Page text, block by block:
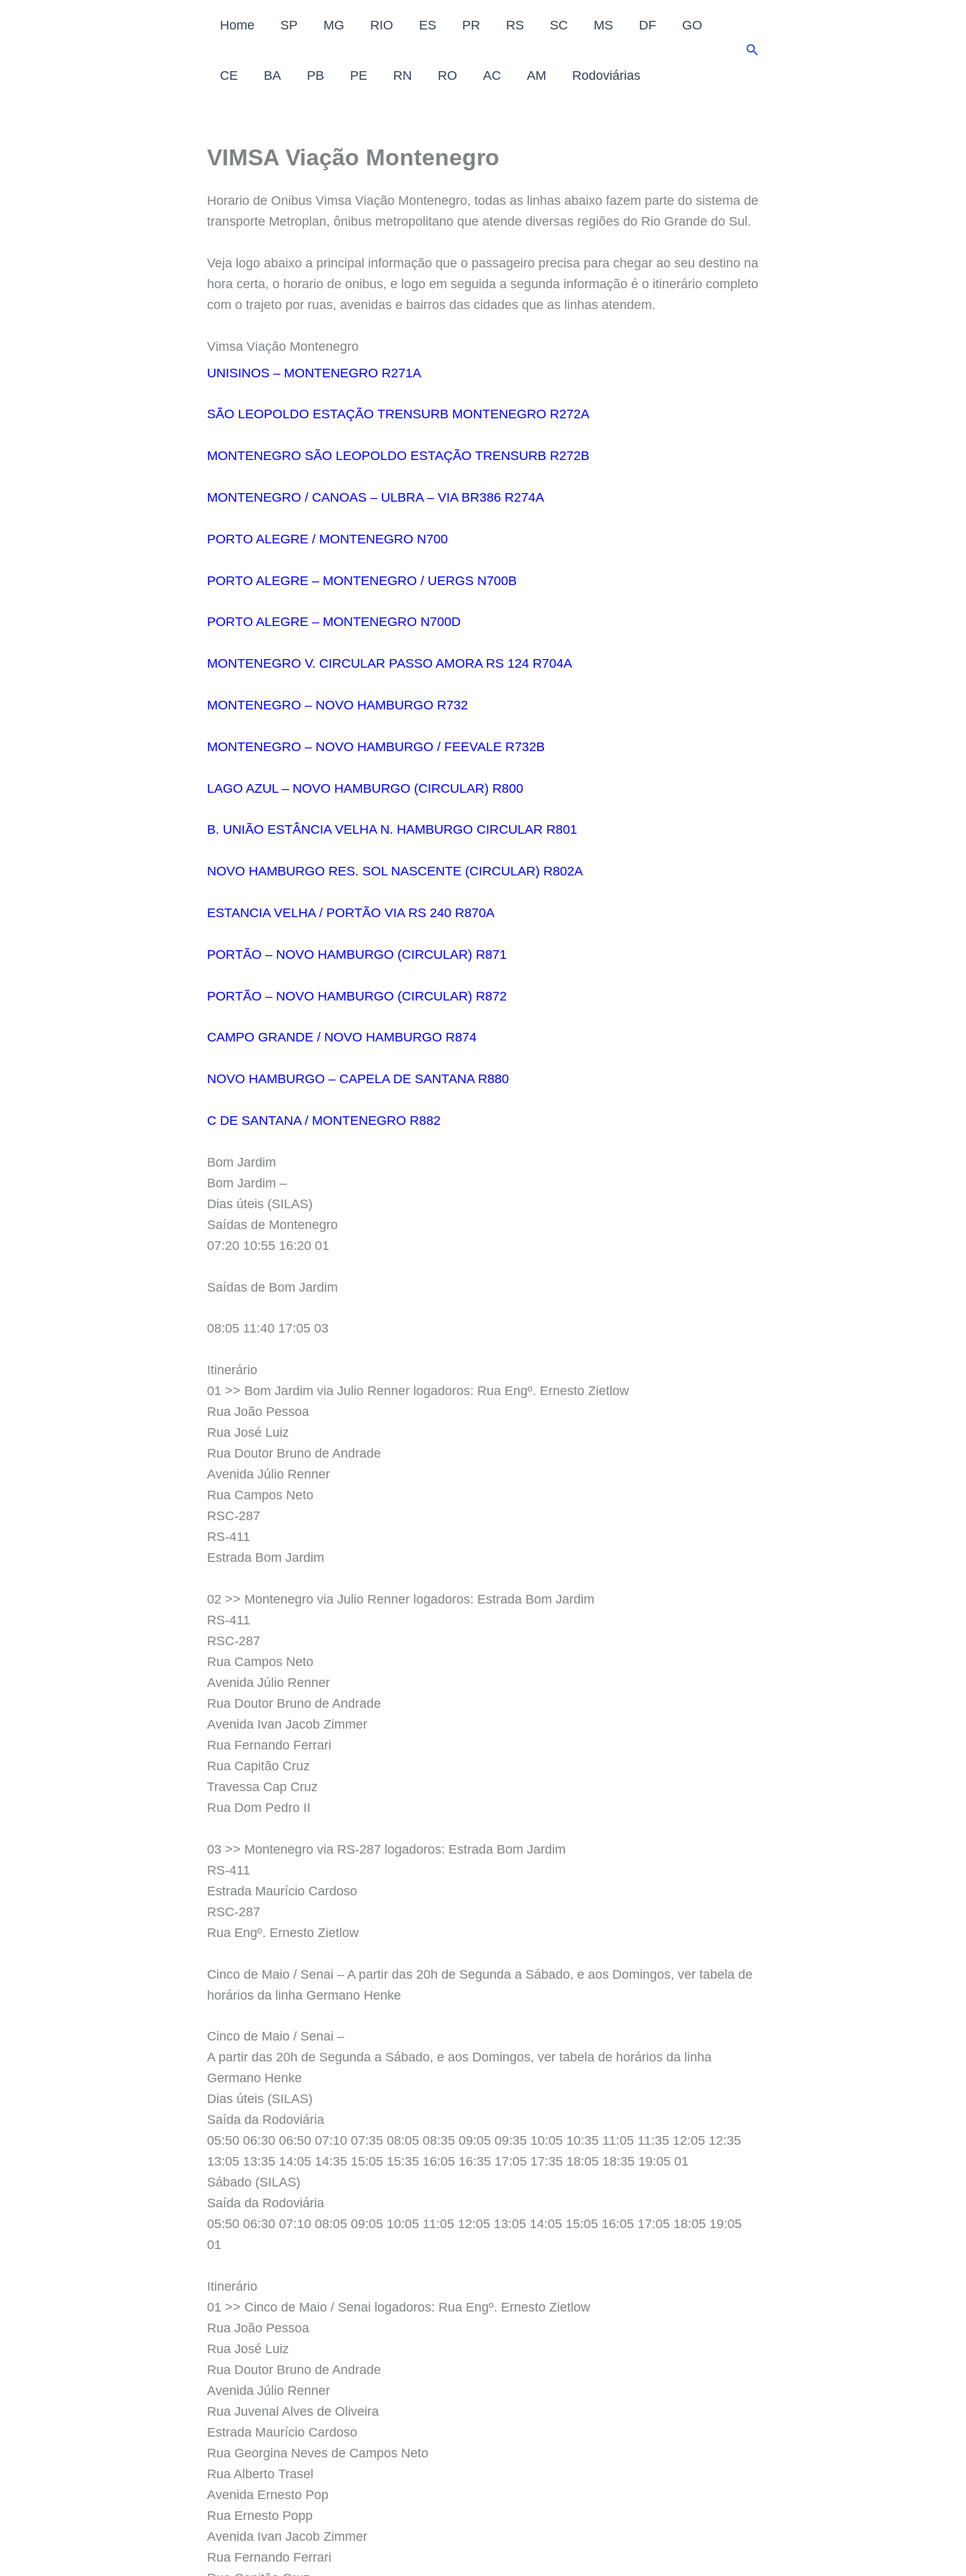
Home SP MG RIO ES PR RS SC MS DF GO
CE BA PB PE RN RO AC AM Rodoviárias
Pesquisar
VIMSA Viação Montenegro
Horario de Onibus Vimsa Viação Montenegro, todas as linhas abaixo fazem parte do sistema de
transporte Metroplan, ônibus metropolitano que atende diversas regiões do Rio Grande do Sul.
Veja logo abaixo a principal informação que o passageiro precisa para chegar ao seu destino na
hora certa, o horario de onibus, e logo em seguida a segunda informação é o itinerário completo
com o trajeto por ruas, avenidas e bairros das cidades que as linhas atendem.
Vimsa Viação Montenegro
UNISINOS – MONTENEGRO R271A
SÃO LEOPOLDO ESTAÇÃO TRENSURB MONTENEGRO R272A
MONTENEGRO SÃO LEOPOLDO ESTAÇÃO TRENSURB R272B
MONTENEGRO / CANOAS – ULBRA – VIA BR386 R274A
PORTO ALEGRE / MONTENEGRO N700
PORTO ALEGRE – MONTENEGRO / UERGS N700B
PORTO ALEGRE – MONTENEGRO N700D
MONTENEGRO V. CIRCULAR PASSO AMORA RS 124 R704A
MONTENEGRO – NOVO HAMBURGO R732
MONTENEGRO – NOVO HAMBURGO / FEEVALE R732B
LAGO AZUL – NOVO HAMBURGO (CIRCULAR) R800
B. UNIÃO ESTÂNCIA VELHA N. HAMBURGO CIRCULAR R801
NOVO HAMBURGO RES. SOL NASCENTE (CIRCULAR) R802A
ESTANCIA VELHA / PORTÃO VIA RS 240 R870A
PORTÃO – NOVO HAMBURGO (CIRCULAR) R871
PORTÃO – NOVO HAMBURGO (CIRCULAR) R872
CAMPO GRANDE / NOVO HAMBURGO R874
NOVO HAMBURGO – CAPELA DE SANTANA R880
C DE SANTANA / MONTENEGRO R882
Bom Jardim
Bom Jardim –
Dias úteis (SILAS)
Saídas de Montenegro
07:20 10:55 16:20 01
Saídas de Bom Jardim
08:05 11:40 17:05 03
Itinerário
01 >> Bom Jardim via Julio Renner logadoros: Rua Engº. Ernesto Zietlow
Rua João Pessoa
Rua José Luiz
Rua Doutor Bruno de Andrade
Avenida Júlio Renner
Rua Campos Neto
RSC-287
RS-411
Estrada Bom Jardim
02 >> Montenegro via Julio Renner logadoros: Estrada Bom Jardim
RS-411
RSC-287
Rua Campos Neto
Avenida Júlio Renner
Rua Doutor Bruno de Andrade
Avenida Ivan Jacob Zimmer
Rua Fernando Ferrari
Rua Capitão Cruz
Travessa Cap Cruz
Rua Dom Pedro II
03 >> Montenegro via RS-287 logadoros: Estrada Bom Jardim
RS-411
Estrada Maurício Cardoso
RSC-287
Rua Engº. Ernesto Zietlow
Cinco de Maio / Senai – A partir das 20h de Segunda a Sábado, e aos Domingos, ver tabela de
horários da linha Germano Henke
Cinco de Maio / Senai –
A partir das 20h de Segunda a Sábado, e aos Domingos, ver tabela de horários da linha
Germano Henke
Dias úteis (SILAS)
Saída da Rodoviária
05:50 06:30 06:50 07:10 07:35 08:05 08:35 09:05 09:35 10:05 10:35 11:05 11:35 12:05 12:35
13:05 13:35 14:05 14:35 15:05 15:35 16:05 16:35 17:05 17:35 18:05 18:35 19:05 01
Sábado (SILAS)
Saída da Rodoviária
05:50 06:30 07:10 08:05 09:05 10:05 11:05 12:05 13:05 14:05 15:05 16:05 17:05 18:05 19:05
01
Itinerário
01 >> Cinco de Maio / Senai logadoros: Rua Engº. Ernesto Zietlow
Rua João Pessoa
Rua José Luiz
Rua Doutor Bruno de Andrade
Avenida Júlio Renner
Rua Juvenal Alves de Oliveira
Estrada Maurício Cardoso
Rua Georgina Neves de Campos Neto
Rua Alberto Trasel
Avenida Ernesto Pop
Rua Ernesto Popp
Avenida Ivan Jacob Zimmer
Rua Fernando Ferrari